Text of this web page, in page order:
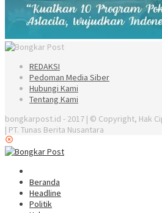
REDAKSI
Pedoman Media Siber
Hubungi Kami
Tentang Kami
bongkarpost.id - 2017 | © Copyright, Hak
| PT. Tunas Berita Nusantara
Beranda
Headline
Politik